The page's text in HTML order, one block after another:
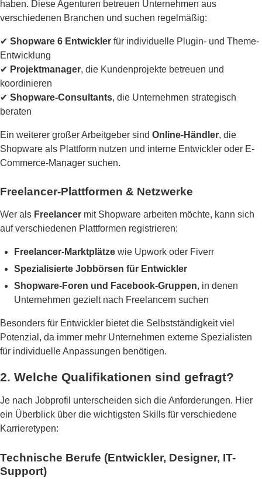
haben. Diese Agenturen betreuen Unternehmen aus
verschiedenen Branchen und suchen regelmäßig:
✔ Shopware 6 Entwickler für individuelle Plugin- und Theme-
Entwicklung
✔ Projektmanager, die Kundenprojekte betreuen und
koordinieren
✔ Shopware-Consultants, die Unternehmen strategisch
beraten
Ein weiterer großer Arbeitgeber sind Online-Händler, die
Shopware als Plattform nutzen und interne Entwickler oder E-
Commerce-Manager suchen.
Freelancer-Plattformen & Netzwerke
Wer als Freelancer mit Shopware arbeiten möchte, kann sich
auf verschiedenen Plattformen registrieren:
Freelancer-Marktplätze wie Upwork oder Fiverr
Spezialisierte Jobbörsen für Entwickler
Shopware-Foren und Facebook-Gruppen, in denen
Unternehmen gezielt nach Freelancern suchen
Besonders für Entwickler bietet die Selbstständigkeit viel
Potenzial, da immer mehr Unternehmen externe Spezialisten
für individuelle Anpassungen benötigen.
2. Welche Qualifikationen sind gefragt?
Je nach Jobprofil unterscheiden sich die Anforderungen. Hier
ein Überblick über die wichtigsten Skills für verschiedene
Karrieretypen:
Technische Berufe (Entwickler, Designer, IT-
Support)